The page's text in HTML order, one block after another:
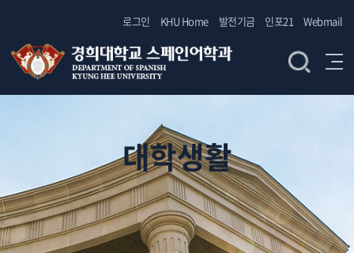
로그인 KHU Home 발전기금 인포21 Webmail
대학생활